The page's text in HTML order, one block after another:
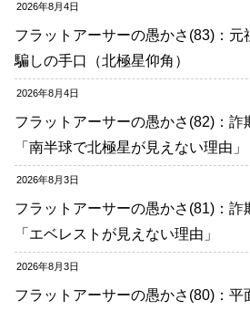
2026年8月4日
フラットアーサーの愚かさ(83)：元
騙しの手口（北極星仰角）
2026年8月4日
フラットアーサーの愚かさ(82)：詐
「南半球で北極星が見えない理由」
2026年8月3日
フラットアーサーの愚かさ(81)：詐
「エベレストが見えない理由」
2026年8月3日
フラットアーサーの愚かさ(80)：平